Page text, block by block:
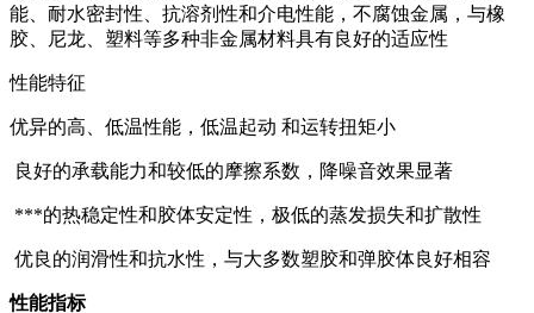
能、耐水密封性、抗溶剂性和介电性能，不腐蚀金属，与橡
胶、尼龙、塑料等多种非金属材料具有良好的适应性
性能特征
优异的高、低温性能，低温起动 和运转扭矩小
良好的承载能力和较低的摩擦系数，降噪音效果显著
***的热稳定性和胶体安定性，极低的蒸发损失和扩散性
优良的润滑性和抗水性，与大多数塑胶和弹胶体良好相容
性能指标